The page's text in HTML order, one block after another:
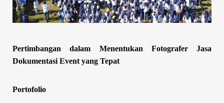
Pertimbangan dalam Menentukan Fotografer Jasa
Dokumentasi Event yang Tepat
Portofolio